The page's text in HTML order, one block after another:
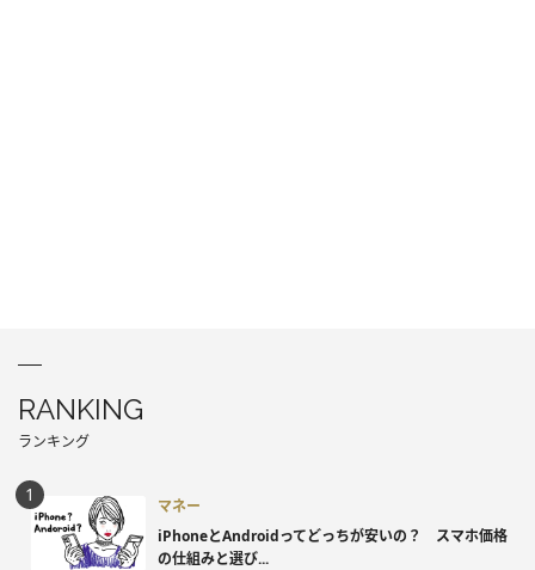
RANKING
ランキング
マネー
iPhoneとAndroidってどっちが安いの？ スマホ価格
の仕組みと選び...